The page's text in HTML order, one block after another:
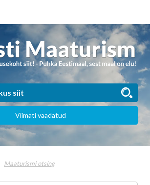
Viimati vaadatud
Maaturismi otsing